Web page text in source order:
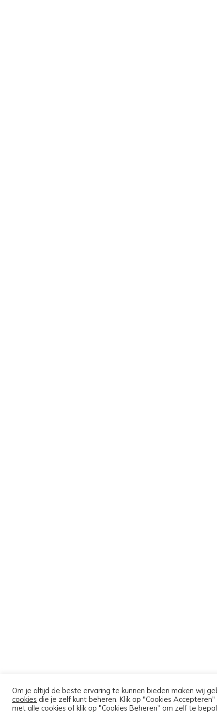
Om je altijd de beste ervaring te kunnen bieden maken wij
cookies die je zelf kunt beheren. Klik op "Cookies
met alle cookies of klik op "Cookies Beheren" om zelf te